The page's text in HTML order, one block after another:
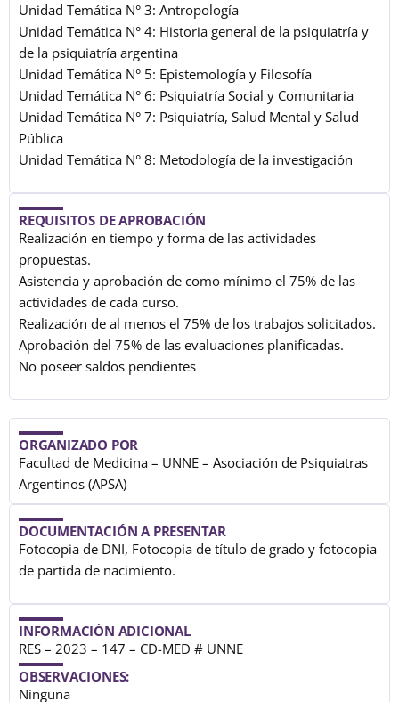
Unidad Temática N° 3: Antropología
Unidad Temática N° 4: Historia general de la psiquiatría y
de la psiquiatría argentina
Unidad Temática N° 5: Epistemología y Filosofía
Unidad Temática N° 6: Psiquiatría Social y Comunitaria
Unidad Temática N° 7: Psiquiatría, Salud Mental y Salud
Pública
Unidad Temática N° 8: Metodología de la investigación
REQUISITOS DE APROBACIÓN
Realización en tiempo y forma de las actividades
propuestas.
Asistencia y aprobación de como mínimo el 75% de las
actividades de cada curso.
Realización de al menos el 75% de los trabajos solicitados.
Aprobación del 75% de las evaluaciones planificadas.
No poseer saldos pendientes
ORGANIZADO POR
Facultad de Medicina – UNNE – Asociación de Psiquiatras
Argentinos (APSA)
DOCUMENTACIÓN A PRESENTAR
Fotocopia de DNI, Fotocopia de título de grado y fotocopia
de partida de nacimiento.
INFORMACIÓN ADICIONAL
RES – 2023 – 147 – CD-MED # UNNE
OBSERVACIONES:
Ninguna